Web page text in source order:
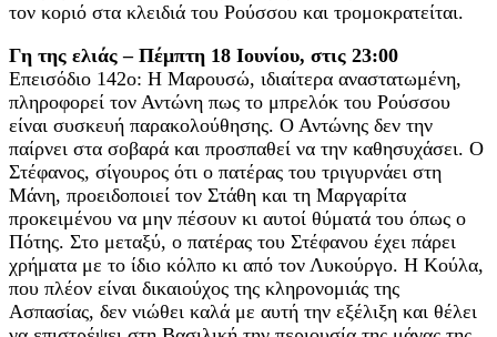
τον κοριό στα κλειδιά του Ρούσσου και τρομοκρατείται.
Γη της ελιάς – Πέμπτη 18 Ιουνίου, στις 23:00
Επεισόδιο 142ο: Η Μαρουσώ, ιδιαίτερα αναστατωμένη,
πληροφορεί τον Αντώνη πως το μπρελόκ του Ρούσσου
είναι συσκευή παρακολούθησης. Ο Αντώνης δεν την
παίρνει στα σοβαρά και προσπαθεί να την καθησυχάσει. Ο
Στέφανος, σίγουρος ότι ο πατέρας του τριγυρνάει στη
Μάνη, προειδοποιεί τον Στάθη και τη Μαργαρίτα
προκειμένου να μην πέσουν κι αυτοί θύματά του όπως ο
Πότης. Στο μεταξύ, ο πατέρας του Στέφανου έχει πάρει
χρήματα με το ίδιο κόλπο κι από τον Λυκούργο. Η Κούλα,
που πλέον είναι δικαιούχος της κληρονομιάς της
Ασπασίας, δεν νιώθει καλά με αυτή την εξέλιξη και θέλει